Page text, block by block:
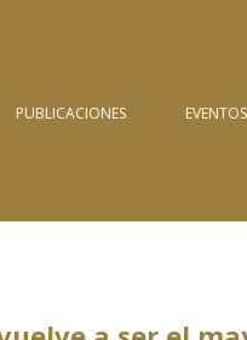
PUBLICACIONES EVENTOS